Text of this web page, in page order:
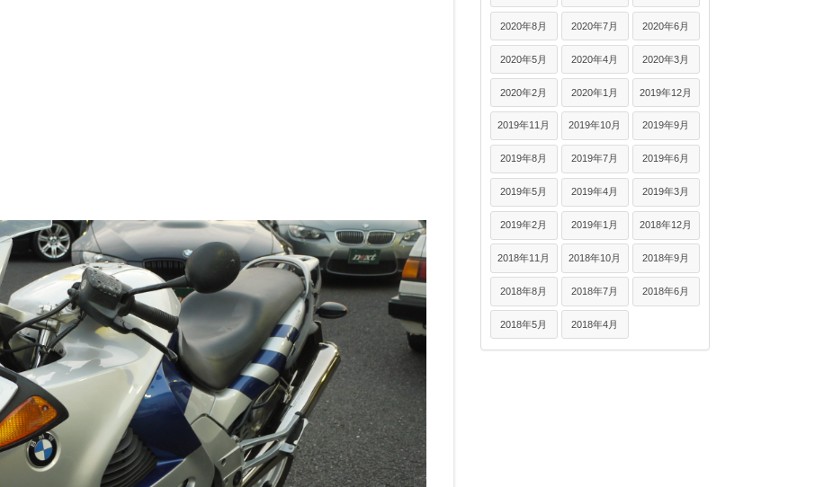
2020年8月 2020年7月 2020年6月
2020年5月 2020年4月 2020年3月
2020年2月 2020年1月 2019年12月
2019年11月 2019年10月 2019年9月
2019年8月 2019年7月 2019年6月
2019年5月 2019年4月 2019年3月
2019年2月 2019年1月 2018年12月
2018年11月 2018年10月 2018年9月
2018年8月 2018年7月 2018年6月
2018年5月 2018年4月